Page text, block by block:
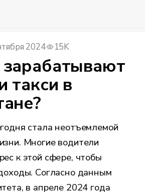
2024 15K
такси в
стала неотъемлемой
Многие водители
к этой сфере, чтобы
Согласно данным
в апреле 2024 года